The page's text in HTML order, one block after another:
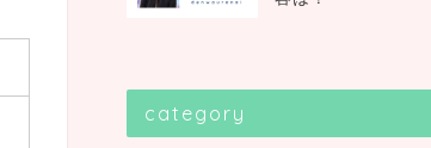
category